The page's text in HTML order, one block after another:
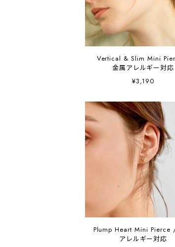
Vertical & Slim Mini
金属アレルギー対応
¥3,190
Plump Heart Mini Pierce
アレルギー対応